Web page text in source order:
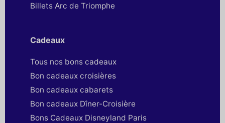
Billets Arc de Triomphe
Cadeaux
Tous nos bons cadeaux
Bon cadeaux croisières
Bon cadeaux cabarets
Bon cadeaux Dîner-Croisière
Bons Cadeaux Disneyland Paris